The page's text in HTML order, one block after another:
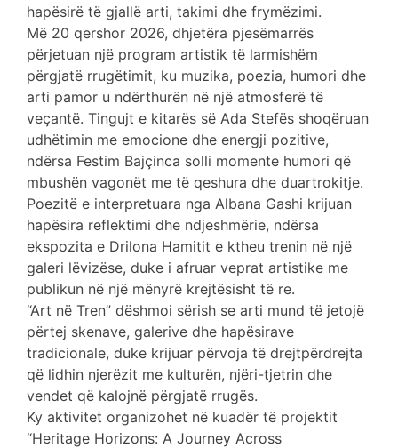
hapësirë të gjallë arti, takimi dhe frymëzimi.
Më 20 qershor 2026, dhjetëra pjesëmarrës
përjetuan një program artistik të larmishëm
përgjatë rrugëtimit, ku muzika, poezia, humori dhe
arti pamor u ndërthurën në një atmosferë të
veçantë. Tingujt e kitarës së Ada Stefës shoqëruan
udhëtimin me emocione dhe energji pozitive,
ndërsa Festim Bajçinca solli momente humori që
mbushën vagonët me të qeshura dhe duartrokitje.
Poezitë e interpretuara nga Albana Gashi krijuan
hapësira reflektimi dhe ndjeshmërie, ndërsa
ekspozita e Drilona Hamitit e ktheu trenin në një
galeri lëvizëse, duke i afruar veprat artistike me
publikun në një mënyrë krejtësisht të re.
“Art në Tren” dëshmoi sërish se arti mund të jetojë
përtej skenave, galerive dhe hapësirave
tradicionale, duke krijuar përvoja të drejtpërdrejta
që lidhin njerëzit me kulturën, njëri-tjetrin dhe
vendet që kalojnë përgjatë rrugës.
Ky aktivitet organizohet në kuadër të projektit
“Heritage Horizons: A Journey Across